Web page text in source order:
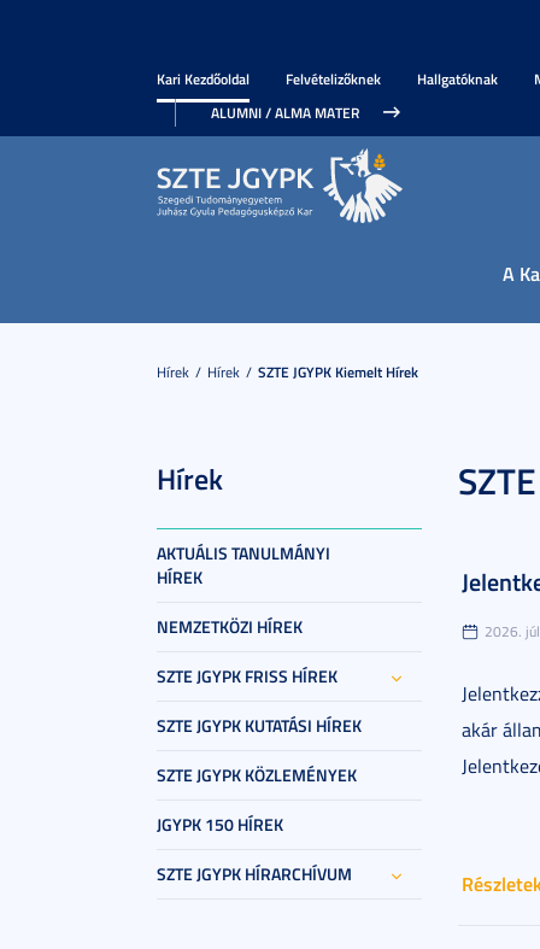
Kari Kezdőoldal Felvételizőknek Hallgatóknak
ALUMNI / ALMA MATER
A
Hírek Hírek SZTE JGYPK Kiemelt Hírek
Hírek
AKTUÁLIS TANULMÁNYI
HÍREK
NEMZETKÖZI HÍREK
SZTE JGYPK FRISS HÍREK
SZTE JGYPK KUTATÁSI HÍREK
SZTE JGYPK KÖZLEMÉNYEK
JGYPK 150 HÍREK
SZTE JGYPK HÍRARCHÍVUM
2026.
akár